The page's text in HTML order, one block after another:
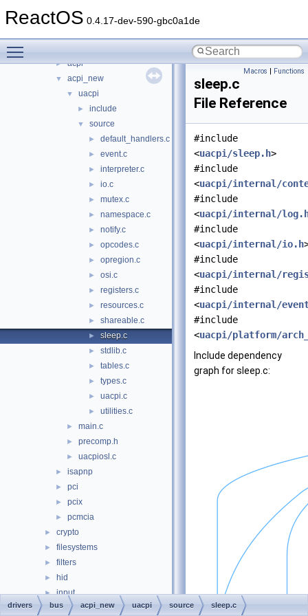
ReactOS 0.4.17-dev-590-gbc0a1de
► battery
► acpi
▼ acpi_new
▼ uacpi
► include
▼ source
► default_handlers.c
► event.c
► interpreter.c
► io.c
► mutex.c
► namespace.c
► notify.c
► opcodes.c
► opregion.c
► osi.c
► registers.c
► resources.c
► shareable.c
► sleep.c
► stdlib.c
► tables.c
► types.c
► uacpi.c
► utilities.c
► main.c
► precomp.h
► uacpiosl.c
► isapnp
► pci
► pcix
► pcmcia
► crypto
► filesystems
► filters
► hid
► input
► ksfilter
Macros | Functions
sleep.c
File Reference
#include
<uacpi/sleep.h>
#include
<uacpi/internal/
#include
<uacpi/internal/
#include
<uacpi/internal/io.h
#include
<uacpi/internal/
#include
<uacpi/internal/
#include
<uacpi/platform/
Include dependency
graph for sleep.c:
drivers bus acpi_new uacpi source sleep.c